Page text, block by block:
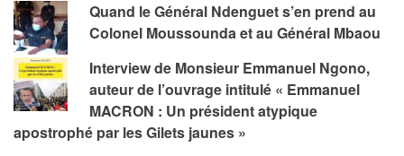
Quand le Général Ndenguet s’en prend au
Colonel Moussounda et au Général Mbaou
Interview de Monsieur Emmanuel Ngono,
auteur de l’ouvrage intitulé « Emmanuel
MACRON : Un président atypique
apostrophé par les Gilets jaunes »